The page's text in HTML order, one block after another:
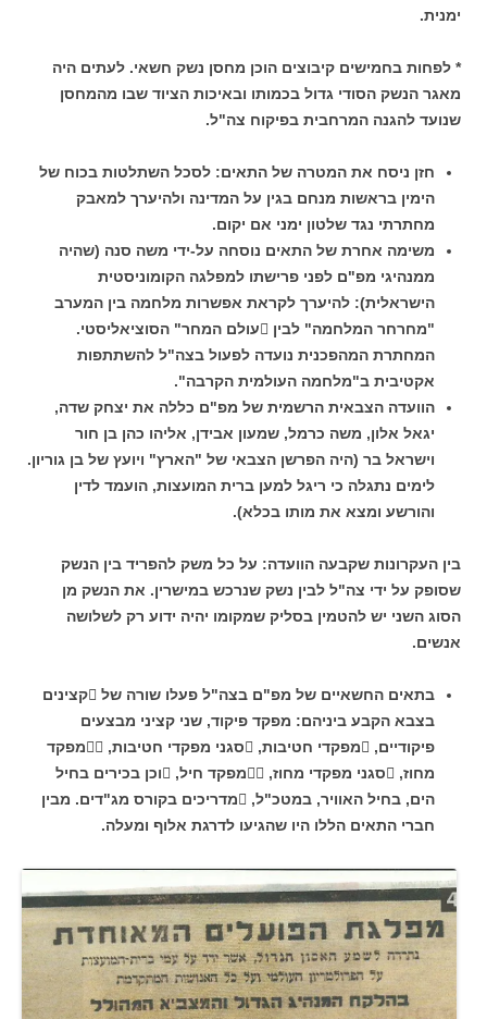
ימנית.
* לפחות בחמישים קיבוצים הוכן מחסן נשק חשאי. לעתים היה
מאגר הנשק הסודי גדול בכמותו ובאיכות הציוד שבו מהמחסן
שנועד להגנה המרחבית בפיקוח צה"ל.
חזן ניסח את המטרה של התאים: לסכל השתלטות בכוח של
הימין בראשות מנחם בגין על המדינה ולהיערך למאבק
מחתרתי נגד שלטון ימני אם יקום.
משימה אחרת של התאים נוסחה על-ידי משה סנה (שהיה
ממנהיגי מפ"ם לפני פרישתו למפלגה הקומוניסטית
הישראלית): להיערך לקראת אפשרות מלחמה בין המערב
"מחרחר המלחמה" לבין עולם המחר" הסוציאליסטי.
המחתרת המהפכנית נועדה לפעול בצה"ל להשתתפות
אקטיבית ב"מלחמה העולמית הקרבה".
הוועדה הצבאית הרשמית של מפ"ם כללה את יצחק שדה,
יגאל אלון, משה כרמל, שמעון אבידן, אליהו כהן בן חור
וישראל בר (היה הפרשן הצבאי של "הארץ" ויועץ של בן גוריון.
לימים נתגלה כי ריגל למען ברית המועצות, הועמד לדין
והורשע ומצא את מותו בכלא).
בין העקרונות שקבעה הוועדה: על כל משק להפריד בין הנשק
שסופק על ידי צה"ל לבין נשק שנרכש במישרין. את הנשק מן
הסוג השני יש להטמין בסליק שמקומו יהיה ידוע רק לשלושה
אנשים.
בתאים החשאיים של מפ"ם בצה"ל פעלו שורה של קצינים
בצבא הקבע ביניהם: מפקד פיקוד, שני קציני מבצעים
פיקודיים, מפקדי חטיבות, סגני מפקדי חטיבות, מפקד
מחוז, סגני מפקדי מחוז, מפקד חיל, וכן בכירים בחיל
הים, בחיל האוויר, במטכ"ל, מדריכים בקורס מג"דים. מבין
חברי התאים הללו היו שהגיעו לדרגת אלוף ומעלה.